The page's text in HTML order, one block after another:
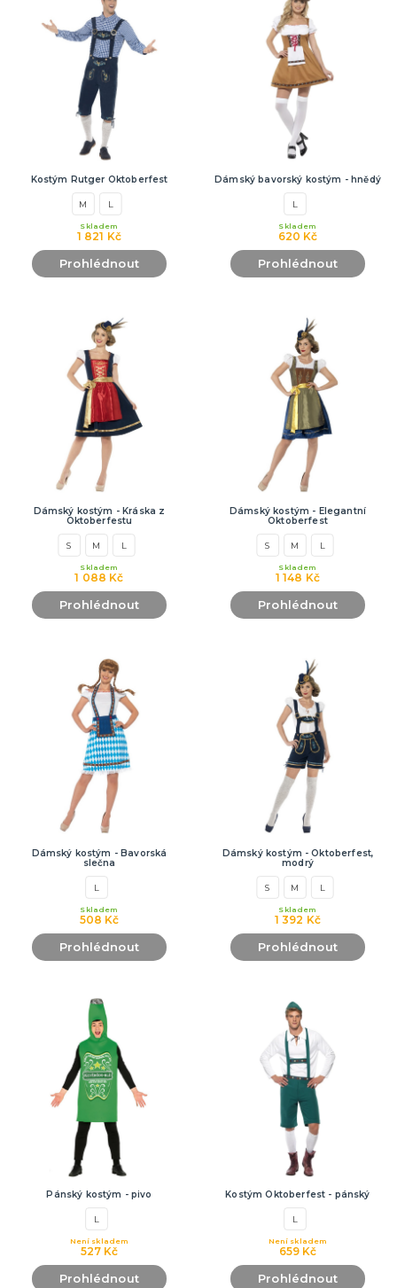
Kostým Rutger Oktoberfest
M L
1 821 Kč
Skladem
Prohlédnout
Dámský bavorský kostým - hnědý
L
620 Kč
Skladem
Prohlédnout
Dámský kostým - Kráska z
Oktoberfestu
S M L
1 088 Kč
Skladem
Prohlédnout
Dámský kostým - Elegantní
Oktoberfest
S M L
1 148 Kč
Skladem
Prohlédnout
Dámský kostým - Bavorská
slečna
L
508 Kč
Skladem
Prohlédnout
Dámský kostým - Oktoberfest,
modrý
S M L
1 392 Kč
Skladem
Prohlédnout
Pánský kostým - pivo
L
527 Kč
Není skladem
Prohlédnout
Kostým Oktoberfest - pánský
L
659 Kč
Není skladem
Prohlédnout